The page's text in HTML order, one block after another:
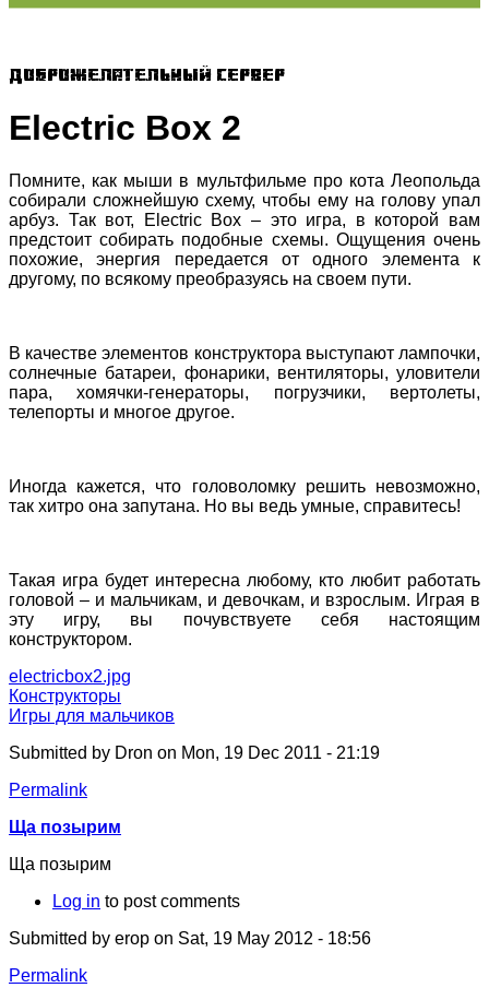
Доброжелательный сервер
Electric Box 2
Помните, как мыши в мультфильме про кота Леопольда
собирали сложнейшую схему, чтобы ему на голову упал
арбуз. Так вот, Electric Box – это игра, в которой вам
предстоит собирать подобные схемы. Ощущения очень
похожие, энергия передается от одного элемента к
другому, по всякому преобразуясь на своем пути.
В качестве элементов конструктора выступают лампочки,
солнечные батареи, фонарики, вентиляторы, уловители
пара, хомячки-генераторы, погрузчики, вертолеты,
телепорты и многое другое.
Иногда кажется, что головоломку решить невозможно,
так хитро она запутана. Но вы ведь умные, справитесь!
Такая игра будет интересна любому, кто любит работать
головой – и мальчикам, и девочкам, и взрослым. Играя в
эту игру, вы почувствуете себя настоящим
конструктором.
electricbox2.jpg
Конструкторы
Игры для мальчиков
Submitted by Dron on Mon, 19 Dec 2011 - 21:19
Permalink
Ща позырим
Ща позырим
Log in to post comments
Submitted by erop on Sat, 19 May 2012 - 18:56
Permalink